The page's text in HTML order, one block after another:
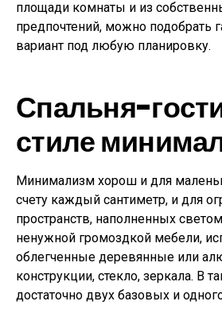
площади комнаты и из
предпочтений, можно подобрать
вариант под любую планировку.
Спальня-
стиле
Минимализм хорош и для
счету каждый сантиметр, и для
пространств, наполненных
ненужной громоздкой мебели,
облегченные деревянные или
конструкции, стекло, зеркала. В
достаточно двух базовых и